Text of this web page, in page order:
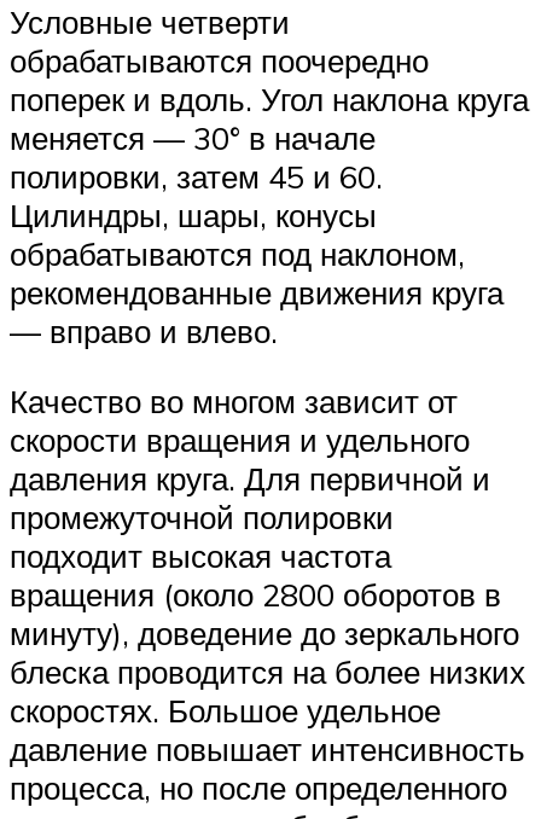
Условные четверти
обрабатываются поочередно
поперек и вдоль. Угол наклона круга
меняется — 30° в начале
полировки, затем 45 и 60.
Цилиндры, шары, конусы
обрабатываются под наклоном,
рекомендованные движения круга
— вправо и влево.
Качество во многом зависит от
скорости вращения и удельного
давления круга. Для первичной и
промежуточной полировки
подходит высокая частота
вращения (около 2800 оборотов в
минуту), доведение до зеркального
блеска проводится на более низких
скоростях. Большое удельное
давление повышает интенсивность
процесса, но после определенного